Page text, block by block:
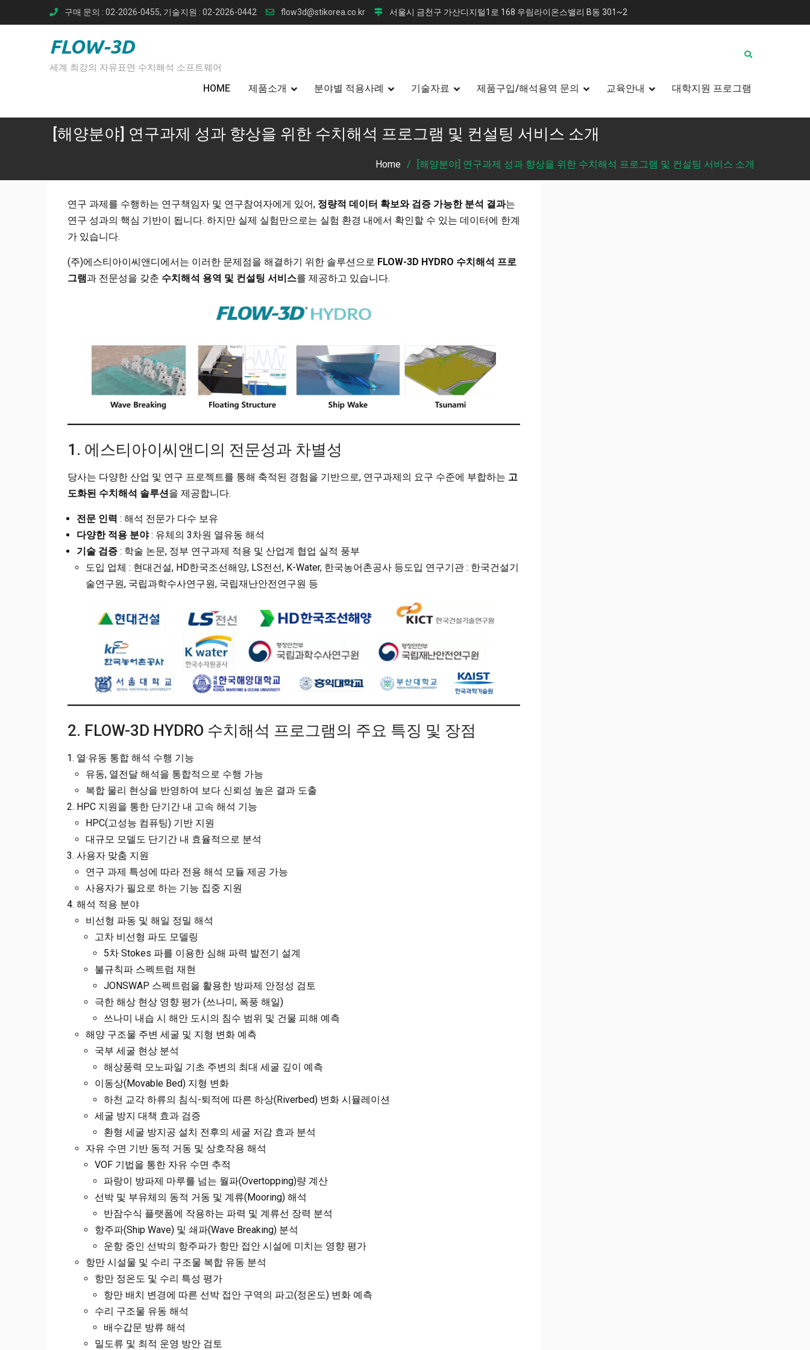
to
구매 문의 : 02-2026-0455, 기술지원 : 02-2026-0442 flow3d@stikorea.co.kr 서울시 금천구 가산디지털1로 168 우림라이온스밸리 B동 301~2
FLOW-3D
세계 최강의 자유표면 수치해석 소프트웨어
HOME 제품소개 분야별 적용사례 기술자료 제품구입/해석용역 문의 교육안내 대학지원 프로그램
[해양분야] 연구과제 성과 향상을 위한 수치해석 프로그램 및 컨설팅 서비스 소개
Home [해양분야] 연구과제 성과 향상을 위한 수치해석 프로그램 및 컨설팅 서비스 소개
연구 과제를 수행하는 연구책임자 및 연구참여자에게 있어, 정량적 데이터 확보와 검증 가능한 분석 결과는
연구 성과의 핵심 기반이 됩니다. 하지만 실제 실험만으로는 실험 환경 내에서 확인할 수 있는 데이터에 한계
가 있습니다.
(주)에스티아이씨앤디에서는 이러한 문제점을 해결하기 위한 솔루션으로 FLOW-3D HYDRO 수치해석 프로
그램과 전문성을 갖춘 수치해석 용역 및 컨설팅 서비스를 제공하고 있습니다.
1. 에스티아이씨앤디의 전문성과 차별성
당사는 다양한 산업 및 연구 프로젝트를 통해 축적된 경험을 기반으로, 연구과제의 요구 수준에 부합하는 고
도화된 수치해석 솔루션을 제공합니다.
전문 인력 : 해석 전문가 다수 보유
다양한 적용 분야: 유체의 3차원 열유동 해석
기술 검증 : 학술 논문, 정부 연구과제 적용 및 산업계 협업 실적 풍부
도입 업체 : 현대건설, HD한국조선해양, LS전선, K-Water, 한국농어촌공사 등도입 연구기관 : 한국건설기
술연구원, 국립과학수사연구원, 국립재난안전연구원 등
2. FLOW-3D HYDRO 수치해석 프로그램의 주요 특징 및 장점
열·유동 통합 해석 수행 기능
유동, 열전달 해석을 통합적으로 수행 가능
복합 물리 현상을 반영하여 보다 신뢰성 높은 결과 도출
HPC 지원을 통한 단기간 내 고속 해석 기능
HPC(고성능 컴퓨팅) 기반 지원
대규모 모델도 단기간 내 효율적으로 분석
사용자 맞춤 지원
연구 과제 특성에 따라 전용 해석 모듈 제공 가능
사용자가 필요로 하는 기능 집중 지원
해석 적용 분야
비선형 파동 및 해일 정밀 해석
고차 비선형 파도 모델링
5차 Stokes 파를 이용한 심해 파력 발전기 설계
불규칙파 스펙트럼 재현
JONSWAP 스펙트럼을 활용한 방파제 안정성 검토
극한 해상 현상 영향 평가 (쓰나미, 폭풍 해일)
쓰나미 내습 시 해안 도시의 침수 범위 및 건물 피해 예측
해양 구조물 주변 세굴 및 지형 변화 예측
국부 세굴 현상 분석
해상풍력 모노파일 기초 주변의 최대 세굴 깊이 예측
이동상(Movable Bed) 지형 변화
하천 교각 하류의 침식-퇴적에 따른 하상(Riverbed) 변화 시뮬레이션
세굴 방지 대책 효과 검증
환형 세굴 방지공 설치 전후의 세굴 저감 효과 분석
자유 수면 기반 동적 거동 및 상호작용 해석
VOF 기법을 통한 자유 수면 추적
파랑이 방파제 마루를 넘는 월파(Overtopping)량 계산
선박 및 부유체의 동적 거동 및 계류(Mooring) 해석
반잠수식 플랫폼에 작용하는 파력 및 계류선 장력 분석
항주파(Ship Wave) 및 쇄파(Wave Breaking) 분석
운항 중인 선박의 항주파가 항만 접안 시설에 미치는 영향 평가
항만 시설물 및 수리 구조물 복합 유동 분석
항만 정온도 및 수리 특성 평가
항만 배치 변경에 따른 선박 접안 구역의 파고(정온도) 변화 예측
수리 구조물 유동 해석
배수갑문 방류 해석
밀도류 및 최적 운영 방안 검토